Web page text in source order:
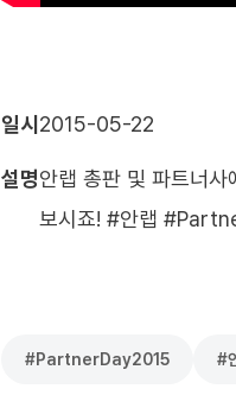
일시
설명
2015-05-22
안랩 총판 및 파트너
보시죠! #안랩
#PartnerDay2015 #